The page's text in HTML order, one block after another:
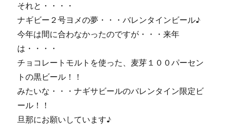
それと・・・・
ナギビー２号ヨメの夢・・・バレンタインビール♪
今年は間に合わなかったのですが・・・来年
は・・・・
チョコレートモルトを使った、麦芽１００パーセン
トの黒ビール！！
みたいな・・・ナギサビールのバレンタイン限定ビ
ール！！
旦那にお願いしています♪